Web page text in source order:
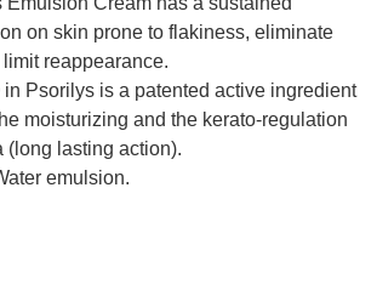
on skin prone to flakiness, eliminate
reappearance.
Psorilys is a patented active ingredient
moisturizing and the kerato-regulation
(long lasting action).
emulsion.